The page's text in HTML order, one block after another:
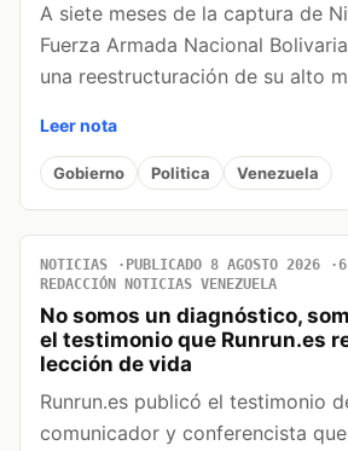
A siete meses de la captura de
Fuerza Armada Nacional
una reestructuración de su alto
Leer nota
Gobierno Politica Venezuela
NOTICIAS PUBLICADO 8 AGOSTO 2026
REDACCIÓN NOTICIAS VENEZUELA
No somos un diagnóstico,
el testimonio que Runrun.es
lección de vida
Runrun.es publicó el testimonio
comunicador y conferencista